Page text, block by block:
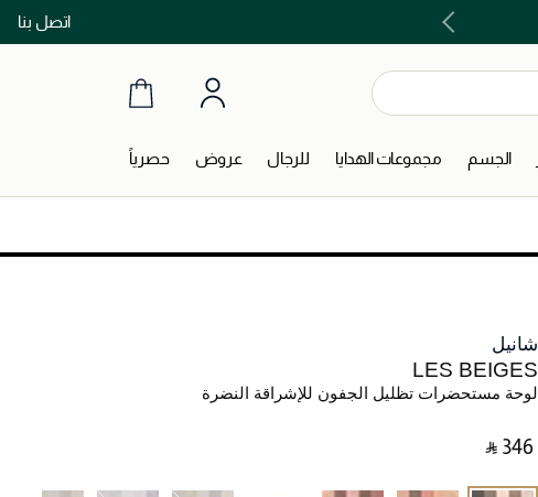
اتصل بنااشتري الآن و ادفع لاحقاً مع تابي و تمارا!
الجسم مجموعات الهدايا للرجال عروض حصرياً
شانيل
LES BEIGES
لوحة مستحضرات تظليل الجفون للإشراقة النضرة
‎ ⃁ ⁦346⁩ ‎